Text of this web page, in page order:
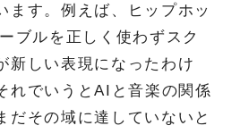
ます。例えば、ヒップホッ
ブルを正しく使わずスク
新しい表現になったわけ
れでいうとAIと音楽の関係
だその域に達していないと